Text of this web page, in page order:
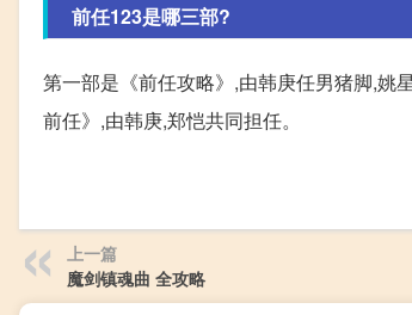
前任123是哪三部?
第一部是《前任攻略》,由韩庚任男猪脚,姚
前任》,由韩庚,郑恺共同担任。
上一篇
魔剑镇魂曲 全攻略